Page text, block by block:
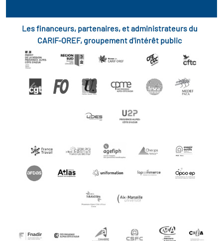
Les financeurs, partenaires, et administrateurs du
CARIF-OREF, groupement d'intérêt public